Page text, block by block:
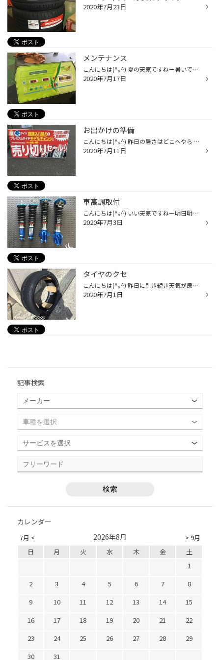
2020年7月23日
メンテナンス
こんにちは(^｡^) 夏の天気ですねー暑いです クルマのメンテナンスはしっかりやった方が安心して運転できます。 オートマチックオイル。 エンジンオイルは知ってるけどオートマチックオイルって何？ 簡単に説明しますとエンジンの力をタイヤの回転に繋げる部分。 専用の機器で交換します。 このオー...
2020年7月17日
お出かけの準備
こんにちは(^｡^) 昨日の暑さはどこへやら 今日は涼しい気温ですねー 売り切りセール開催中‼️ このセール期間中は夏タイヤ、冬タイヤともにお得なセールと なっています‼️ ご注文品のレグノ 冬タイヤも売れています。 この機会をお見逃しなく‼️ タイヤ館北見で車検も受付中です❗️ タイヤ館北見のオ...
2020年7月11日
車高調取付
こんにちは(^｡^) いい天気ですねー明日明後日もいいらしいです❗️ 今日はインプレッサスポーツの足回り交換です。 クスコ ストリートゼロＡを装着。 減衰力４０段調整で好みに合わせて使えます。 ありがとうございます‼️ タイヤ館北見で車検も受付中です‼️ タイヤ館北見のオイル交換料金‼️
2020年7月3日
タイヤのクセ
こんにちは(^｡^) 昨日に引き続き天気が良くてすごしやすいですねー ちょっとタイヤのお話を ブリヂストンは国内や海外に工場があります。 工場から出荷されたタイヤは各地区倉庫に置かれそこから販売店に 配送されます。 その間はタイヤ同士積まれているので縮こまった状態になります。 写真はその...
2020年7月1日
記事検索
カレンダー
7月 < > 9月
2026年8月
日 月 火 水 木 金
土
1
2
3 4 5 6 7
8
9
10 11 12 13 14
15
16
17 18 19 20 21
22
23
24 25 26 27 28
29
30
31